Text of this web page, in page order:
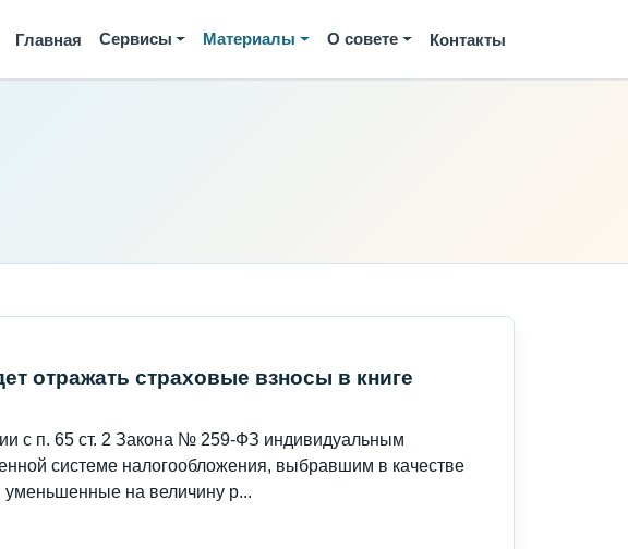
Главная Сервисы Материалы О совете Контакты
отражать страховые взносы в книге
с п. 65 ст. 2 Закона № 259-ФЗ индивидуальным
системе налогообложения, выбравшим в качестве
на величину р...